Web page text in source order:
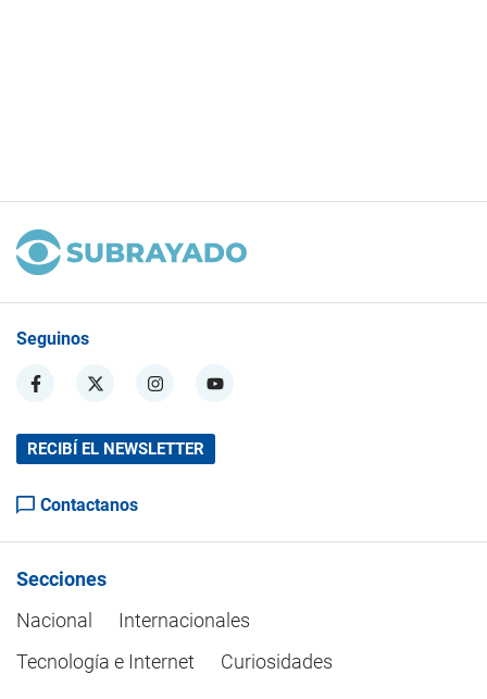
Seguinos
RECIBÍ EL NEWSLETTER
Contactanos
Secciones
Nacional
Internacionales
Tecnología e Internet
Curiosidades